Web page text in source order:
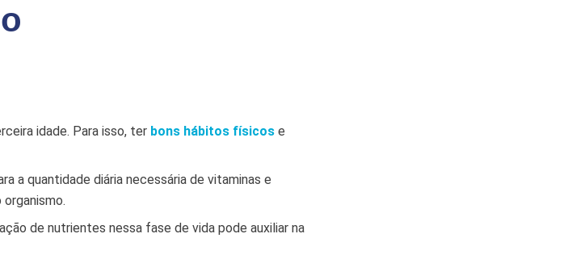
idade. Para isso, ter bons hábitos físicos e
a quantidade diária necessária de vitaminas e
de nutrientes nessa fase de vida pode auxiliar na